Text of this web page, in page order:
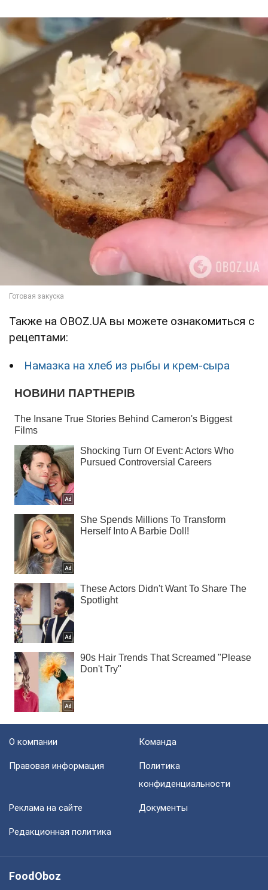
Также на OBOZ.UA вы можете ознакомиться с
рецептами:
Намазка на хлеб из рыбы и крем-сыра
О компании Команда
Правовая информация
Политика
конфиденциальности
Реклама на сайте Документы
Редакционная политика
FoodOboz